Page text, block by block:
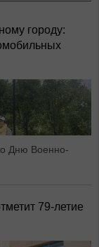
городу:
Дню Военно-
79-летие